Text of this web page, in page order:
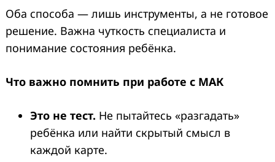
Оба способа — лишь инструменты, а не готовое
решение. Важна чуткость специалиста и
понимание состояния ребёнка.
Что важно помнить при работе с МАК
Это не тест. Не пытайтесь «разгадать»
ребёнка или найти скрытый смысл в
каждой карте.